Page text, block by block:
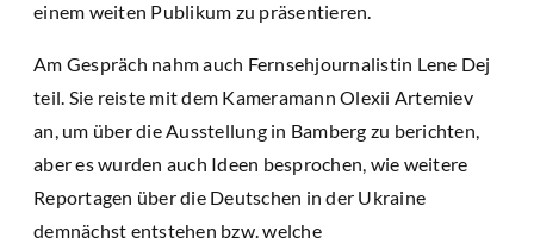
einem weiten Publikum zu präsentieren.
Am Gespräch nahm auch Fernsehjournalistin Lene Dej
teil. Sie reiste mit dem Kameramann Olexii Artemiev
an, um über die Ausstellung in Bamberg zu berichten,
aber es wurden auch Ideen besprochen, wie weitere
Reportagen über die Deutschen in der Ukraine
demnächst entstehen bzw. welche